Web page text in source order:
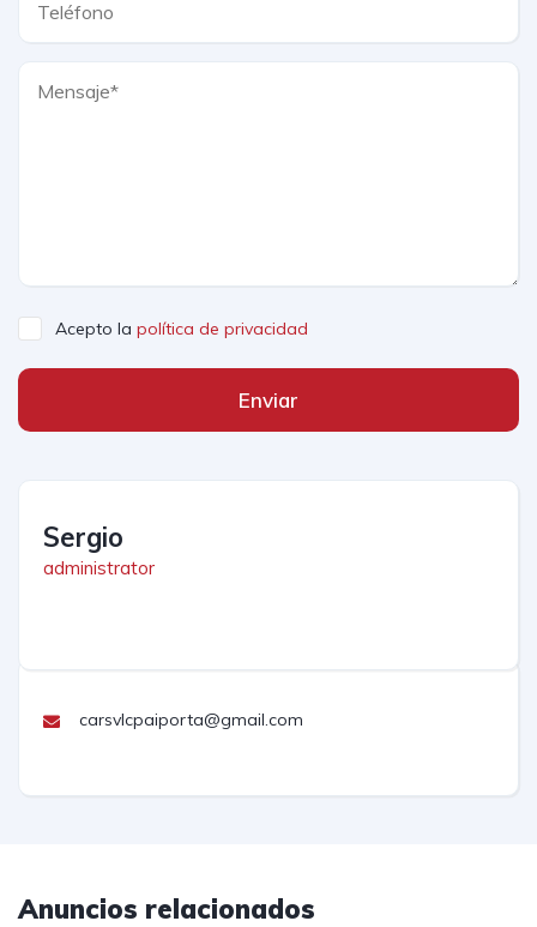
Acepto la política de privacidad
Enviar
Sergio
administrator
carsvlcpaiporta@gmail.com
Anuncios relacionados